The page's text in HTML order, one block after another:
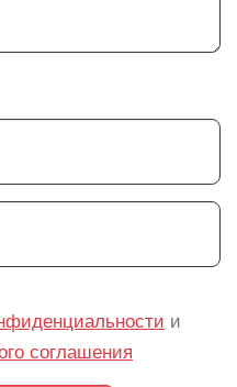
и
соглашения